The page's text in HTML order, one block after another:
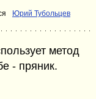
Юрий Тубольцев
метод
- пряник.